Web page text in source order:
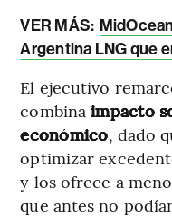
VER MÁS:
Argentina LNG que
El ejecutivo
combinaimpacto
económico, dado
optimizar
y los ofrece a
que antes no